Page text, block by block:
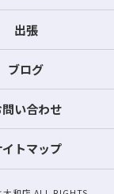
出張
ブログ
問い合わせ
イトマップ